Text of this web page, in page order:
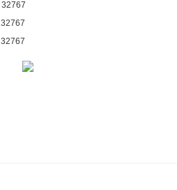
32767
32767
32767